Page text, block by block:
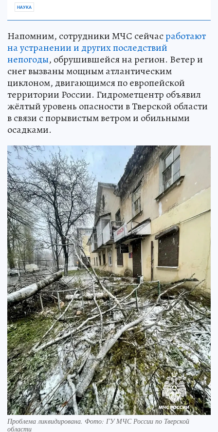
НАУКА
Напомним, сотрудники МЧС сейчасработают
на устранении и других последствий
непогоды, обрушившейся на регион. Ветер и
снег вызваны мощным атлантическим
циклоном, двигающимся по европейской
территории России. Гидрометцентр объявил
жёлтый уровень опасности в Тверской области
в связи с порывистым ветром и обильными
осадками.
Проблема ликвидирована. Фото: ГУ МЧС России по Тверской
области